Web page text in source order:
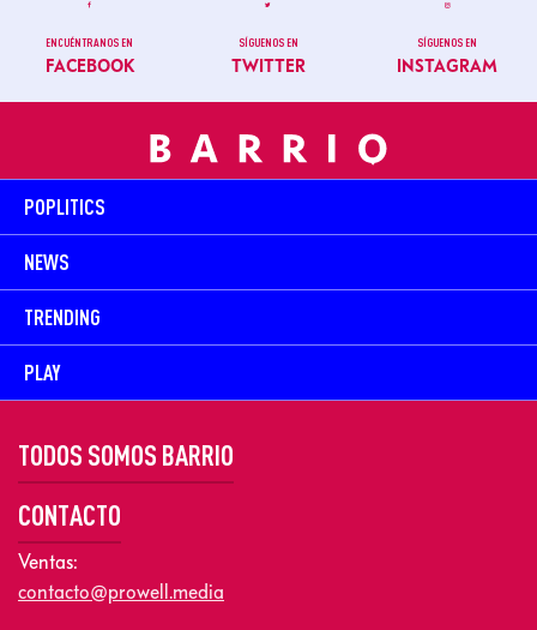
ENCUÉNTRANOS EN
FACEBOOK
SÍGUENOS EN
TWITTER
SÍGUENOS EN
INSTAGRAM
POPLITICS
NEWS
TRENDING
PLAY
TODOS SOMOS BARRIO
CONTACTO
Ventas:
contacto@prowell.media